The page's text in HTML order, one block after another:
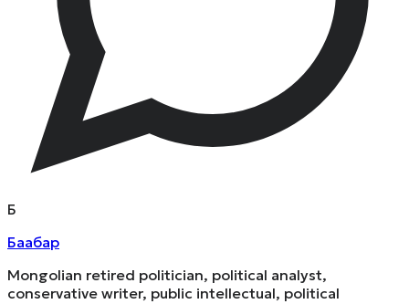
Б
Баабар
Mongolian retired politician, political analyst,
conservative writer, public intellectual, political